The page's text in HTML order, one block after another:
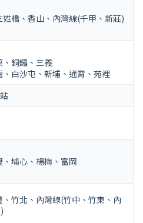
橋、香山、內灣線(千甲、新莊)
、銅鑼、三義
白沙屯、新埔、通霄、苑裡
埔心、楊梅、富岡
竹北、內灣線(竹中、竹東、內